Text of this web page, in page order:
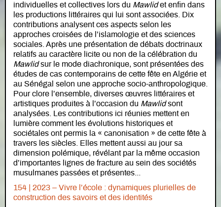
individuelles et collectives lors du Mawlidet enfin dans
les productions littéraires qui lui sont associées. Dix
contributions analysent ces aspects selon les
approches croisées de l’islamologie et des sciences
sociales. Après une présentation de débats doctrinaux
relatifs au caractère licite ou non de la célébration du
Mawlidsur le mode diachronique, sont présentées des
études de cas contemporains de cette fête en Algérie et
au Sénégal selon une approche socio-anthropologique.
Pour clore l’ensemble, diverses œuvres littéraires et
artistiques produites à l’occasion du Mawlidsont
analysées. Les contributions ici réunies mettent en
lumière comment les évolutions historiques et
sociétales ont permis la « canonisation » de cette fête à
travers les siècles. Elles mettent aussi au jour sa
dimension polémique, révélant par la même occasion
d’importantes lignes de fracture au sein des sociétés
musulmanes passées et présentes...
154 | 2023 – Vivre l’école : dynamiques plurielles de
construction des savoirs et des identités